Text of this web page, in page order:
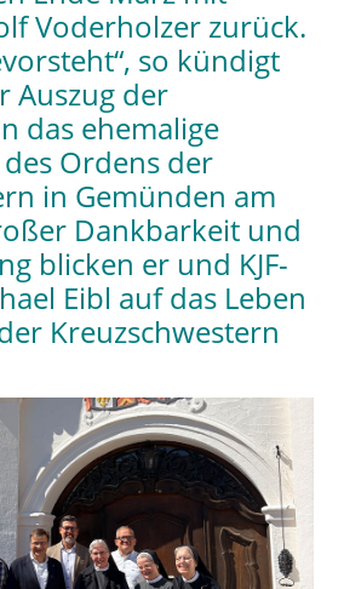
Voderholzer zurück.
so kündigt
Auszug der
das ehemalige
Ordens der
in Gemünden am
Dankbarkeit und
blicken er und KJF-
Eibl auf das Leben
Kreuzschwestern